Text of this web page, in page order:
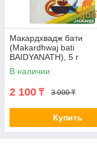
Макардхвадж бати
(Makardhwaj bati
BAIDYANATH), 5 г
В наличии
2 100 ₸ 3 000 ₸
Купить